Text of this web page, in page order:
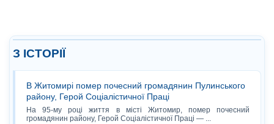
З ІСТОРІЇ
В Житомирі помер почесний громадянин Пулинського
району, Герой Соціалістичної Праці
На 95-му році життя в місті Житомир, помер почесний
громадянин району, Герой Соціалістичної Праці — ...